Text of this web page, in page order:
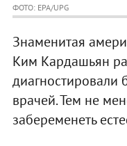
ФОТО: EPA/UPG
Знаменитая
Ким Кардашьян
диагностировали
врачей. Тем не
забеременеть